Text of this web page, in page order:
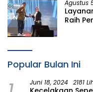
Agustus
Raih
Popular Bulan Ini
Juni 18, 2024 2181